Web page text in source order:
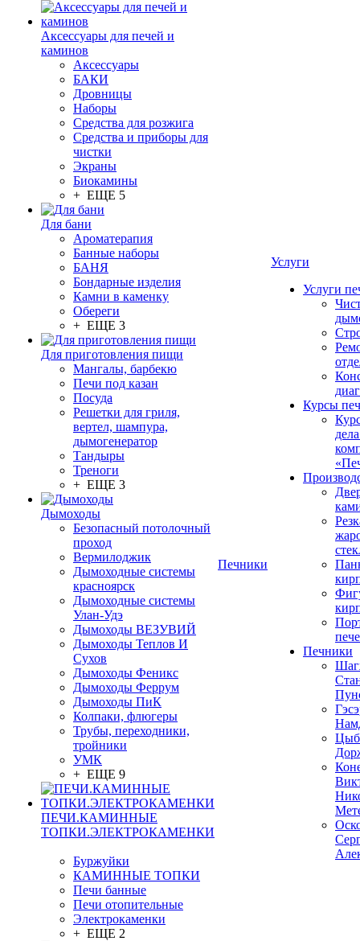
Аксессуары для печей и
каминов
Аксессуары
БАКИ
Дровницы
Наборы
Средства для розжига
Средства и приборы для
чистки
Экраны
Биокамины
+ ЕЩЕ 5
Для бани
Ароматерапия
Банные наборы
БАНЯ
Бондарные изделия
Камни в каменку
Обереги
+ ЕЩЕ 3
Для приготовления пищи
Мангалы, барбекю
Печи под казан
Посуда
Решетки для гриля,
вертел, шампура,
дымогенератор
Тандыры
Треноги
+ ЕЩЕ 3
Дымоходы
Безопасный потолочный
проход
Вермилоджик
Дымоходные системы
красноярск
Дымоходные системы
Улан-Удэ
Дымоходы ВЕЗУВИЙ
Дымоходы Теплов И
Сухов
Дымоходы Феникс
Дымоходы Феррум
Дымоходы ПиК
Колпаки, флюгеры
Трубы, переходники,
тройники
УМК
+ ЕЩЕ 9
ПЕЧИ.КАМИННЫЕ
ТОПКИ.ЭЛЕКТРОКАМЕНКИ
Буржуйки
КАМИННЫЕ ТОПКИ
Печи банные
Печи отопительные
Электрокаменки
+ ЕЩЕ 2
Печники
Услуги
Услуги
Курсы
Печники